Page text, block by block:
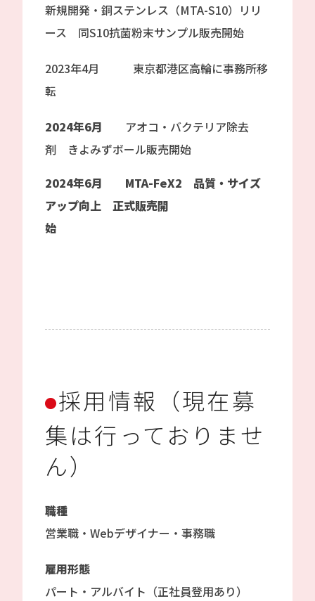
新規開発・銅ステンレス（MTA-S10）リリ
ース 同S10抗菌粉末サンプル販売開始
2023年4月 東京都港区高輪に事務所移
転
2024年6月 アオコ・バクテリア除去
剤 きよみずボール販売開始
2024年6月 MTA-FeX2 品質・サイズ
アップ向上 正式販売開
始
採用情報（現在募
集は行っておりませ
ん）
職種
営業職・Webデザイナー・事務職
雇用形態
パート・アルバイト（正社員登用あり）